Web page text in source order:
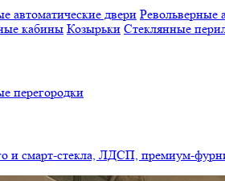
автоматические двери Револьверные
кабины Козырьки Стеклянные
перегородки
и смарт-стекла, ЛДСП, премиум-